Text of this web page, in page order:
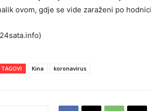
ovom, gdje se vide zaraženi po
TAGOVI Kina koronavirus